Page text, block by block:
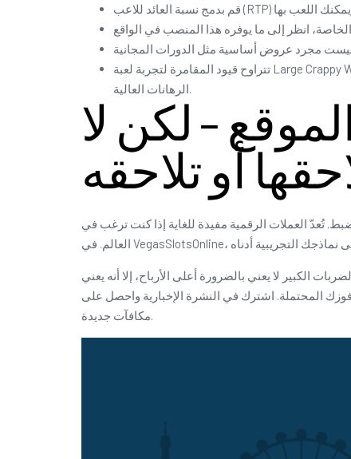
تتراوح قيود المقامرة لتجربة لعبة Large Crappy Wolf على الإنترنت من 0.25 جنيه إسترليني إلى 100 جنيه إسترليني لكل دورة، مما يناسب اللاعبين ذوي الميزانية المحدودة واللاعبين ذوي
الرهانات العالية.
– لكن لا
أو تلاحقه
لا يعني بالضرورة أعلى الأرباح، إلا أنه يعني
المحتملة. اشترك في النشرة الإخبارية واحصل على
مكافآت جديدة.